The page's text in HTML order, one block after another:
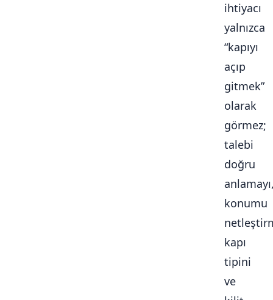
ihtiyacı
yalnızca
“kapıyı
açıp
gitmek”
olarak
görmez;
talebi
doğru
konumu
kapı
tipini
ve